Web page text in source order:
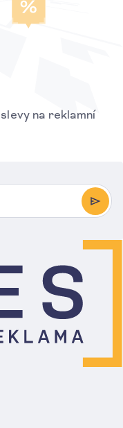
na reklamní